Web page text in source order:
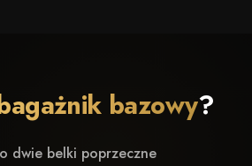
bazowy?
dwie belki poprzeczne